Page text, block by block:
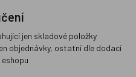
jen skladové položky
objednávky, ostatní dle dodací